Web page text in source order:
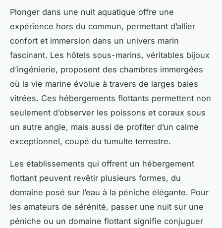
Plonger dans une nuit aquatique offre une
expérience hors du commun, permettant d’allier
confort et immersion dans un univers marin
fascinant. Les hôtels sous-marins, véritables bijoux
d’ingénierie, proposent des chambres immergées
où la vie marine évolue à travers de larges baies
vitrées. Ces hébergements flottants permettent non
seulement d’observer les poissons et coraux sous
un autre angle, mais aussi de profiter d’un calme
exceptionnel, coupé du tumulte terrestre.
Les établissements qui offrent un hébergement
flottant peuvent revêtir plusieurs formes, du
domaine posé sur l’eau à la péniche élégante. Pour
les amateurs de sérénité, passer une nuit sur une
péniche ou un domaine flottant signifie conjuguer